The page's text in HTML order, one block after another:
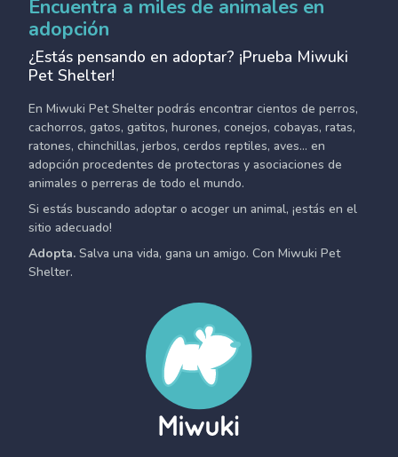
Encuentra a miles de animales en
adopción
¿Estás pensando en adoptar? ¡Prueba Miwuki
Pet Shelter!
En Miwuki Pet Shelter podrás encontrar cientos de perros,
cachorros, gatos, gatitos, hurones, conejos, cobayas, ratas,
ratones, chinchillas, jerbos, cerdos reptiles, aves... en
adopción procedentes de protectoras y asociaciones de
animales o perreras de todo el mundo.
Si estás buscando adoptar o acoger un animal, ¡estás en el
sitio adecuado!
Adopta. Salva una vida, gana un amigo. Con Miwuki Pet
Shelter.